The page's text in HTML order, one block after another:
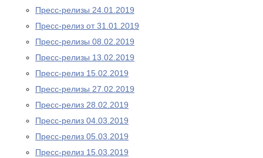
Пресс-релизы 24.01.2019
Пресс-релиз от 31.01.2019
Пресс-релизы 08.02.2019
Пресс-релизы 13.02.2019
Пресс-релиз 15.02.2019
Пресс-релизы 27.02.2019
Пресс-релиз 28.02.2019
Пресс-релиз 04.03.2019
Пресс-релиз 05.03.2019
Пресс-релиз 15.03.2019